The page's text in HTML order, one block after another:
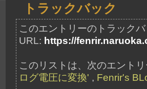
トラックバック
このエントリーのトラック
URL: https://
このリストは、次のエント
ログ電圧に変換' , Fenrir's